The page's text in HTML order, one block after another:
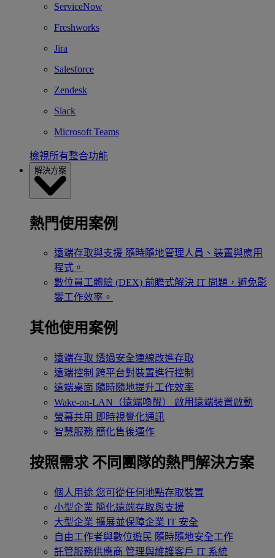
ServiceNow
Freshworks
Jira
Salesforce
Zendesk
Slack
Microsoft Teams
檢視所有整合功能
解決方案
熱門使用案例
遠端存取與支援 隨時隨地管理人員、裝置與應用
程式。
數位員工體驗 (DEX) 前瞻式解決 IT 問題，避免影
響工作效率。
其他使用案例
遠端存取 透過安全連線改進存取
遠端控制 跨平台對裝置進行控制
遠端桌面 隨時隨地提升工作效率
Wake-on-LAN（遠端喚醒）
啟用遠端裝置啟動
螢幕共用 即時視覺化通訊
智慧服務 簡化售後運作
按照需求 不同團隊的熱門解決方案
個人用途 您可從任何地點存取裝置
小型企業 簡化遠端存取與支援
大型企業 擴展並保障企業 IT 安全
自由工作者與數位遊民 隨時隨地安全工作
託管服務供應商 管理與維護客戶 IT 系統